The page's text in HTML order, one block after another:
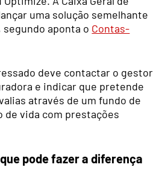
uma solução semelhante
segundo aponta o Contas-
deve contactar o gestor
e indicar que pretende
através de um fundo de
de vida com prestações
pode fazer a diferença